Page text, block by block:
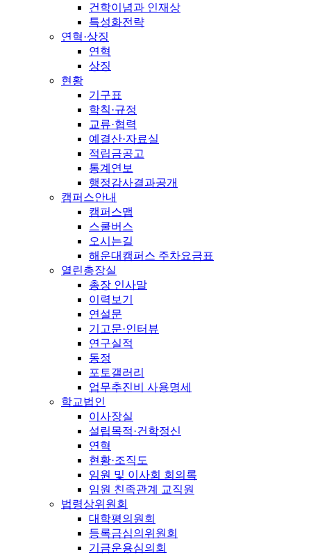
건학이념과 인재상
특성화전략
연혁·상징
연혁
상징
현황
기구표
학칙·규정
교류·협력
예결산·자료실
적립금공고
통계연보
행정감사결과공개
캠퍼스안내
캠퍼스맵
스쿨버스
오시는길
해운대캠퍼스 주차요금표
열린총장실
총장 인사말
이력보기
연설문
기고문·인터뷰
연구실적
동정
포토갤러리
업무추진비 사용명세
학교법인
이사장실
설립목적·건학정신
연혁
현황·조직도
임원 및 이사회 회의록
임원 친족관계 교직원
법령상위원회
대학평의원회
등록금심의위원회
기금운용심의회